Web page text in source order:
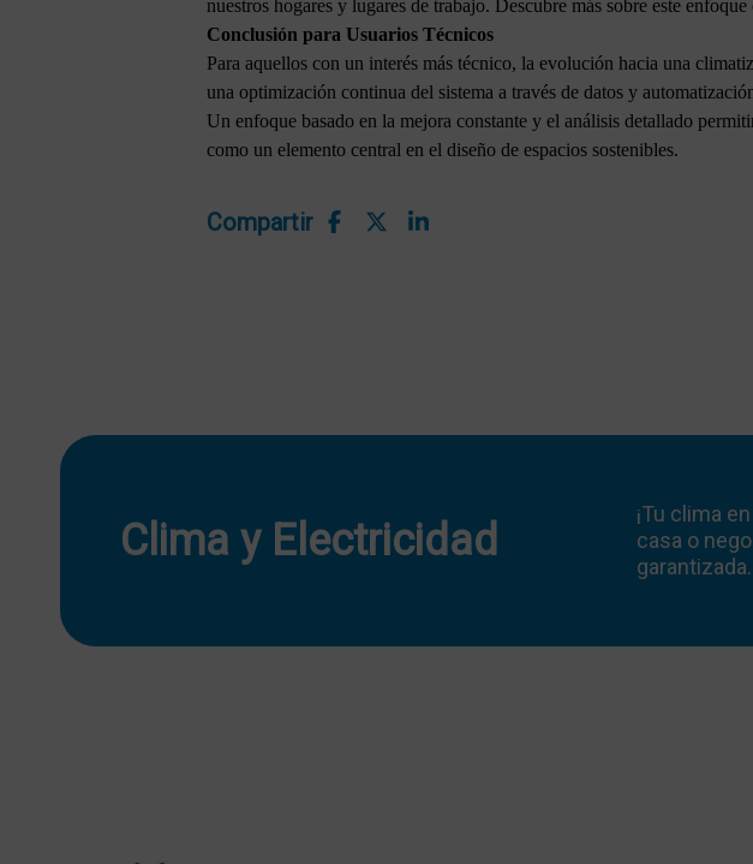
nuestros hogares y lugares de trabajo. Descubre más sobre este enfoque
Conclusión para Usuarios Técnicos
Para aquellos con un interés más técnico, la evolución hacia una
una optimización continua del sistema a través de datos y
Un enfoque basado en la mejora constante y el análisis detallado
como un elemento central en el diseño de espacios sostenibles.
Compartir
Clima y Electricidad
¡Tu clima
casa o